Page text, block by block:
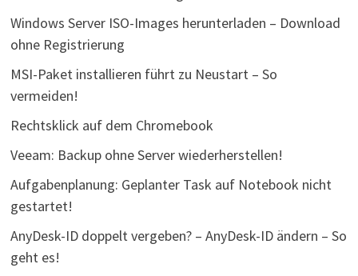
Windows Server ISO-Images herunterladen – Download
ohne Registrierung
MSI-Paket installieren führt zu Neustart – So
vermeiden!
Rechtsklick auf dem Chromebook
Veeam: Backup ohne Server wiederherstellen!
Aufgabenplanung: Geplanter Task auf Notebook nicht
gestartet!
AnyDesk-ID doppelt vergeben? – AnyDesk-ID ändern – So
geht es!